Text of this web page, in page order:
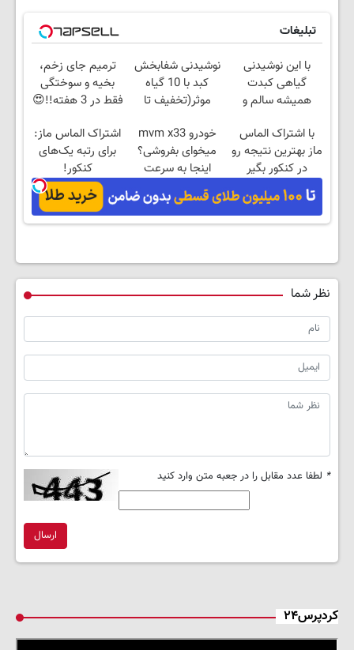
تبلیغات
با این نوشیدنی
گیاهی کبدت
همیشه سالم و
نوشیدنی شفابخش
کبد با 10 گیاه
موثر(تخفیف تا
ترمیم جای زخم،
بخیه و سوختگی
فقط در 3 هفته!!😍
با اشتراک الماس
ماز بهترین نتیجه رو
در کنکور بگیر
خودرو mvm x33
میخوای بفروشی؟
اینجا به سرعت
فروش میره
اشتراک الماس ماز:
برای رتبه یک‌های
کنکور!
نظر شما
* لطفا عدد مقابل را در جعبه متن وارد کنید
ارسال
کردپرس۲۴